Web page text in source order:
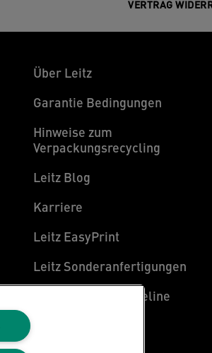
VERTRAG
Über Leitz
Garantie Bedingungen
Hinweise zum
Verpackungsrecycling
Leitz Blog
Karriere
Leitz EasyPrint
Leitz Sonderanfertigungen
Leitz Individual Freeline